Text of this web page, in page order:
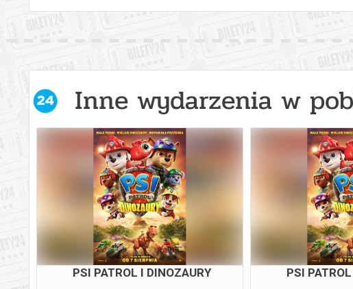
Inne wydarzenia w
PSI PATROL I DINOZAURY PSI